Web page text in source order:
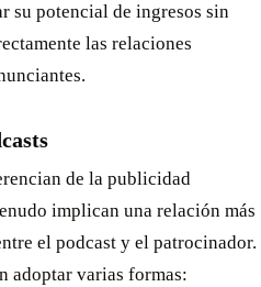
su potencial de ingresos sin
las relaciones
de la publicidad
implican una relación más
el podcast y el patrocinador.
adoptar varias formas: